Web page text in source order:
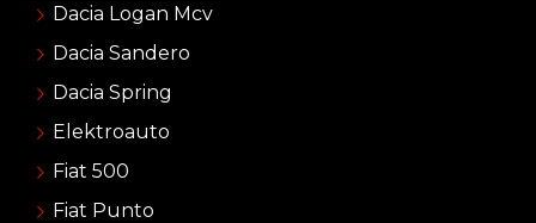
Dacia Logan Mcv
Dacia Sandero
Dacia Spring
Elektroauto
Fiat 500
Fiat Punto